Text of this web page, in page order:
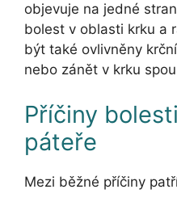
objevuje na jedné
bolest v oblasti krku a
být také ovlivněny
nebo zánět v krku
Příčiny
páteře
Mezi běžné příčiny